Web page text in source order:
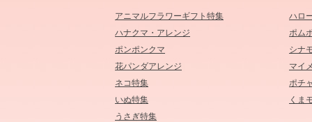
アニマルフラワーギフト特集
ハナクマ・アレンジ
ポンポンクマ
花パンダアレンジ
ネコ特集
いぬ特集
うさぎ特集
ハロ
ポム
シナ
マイ
ポチ
くま